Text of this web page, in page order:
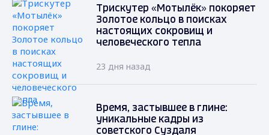
Трискутер «Мотылёк» покоряет
Золотое кольцо в поисках
настоящих сокровищ и
человеческого тепла
23 дня назад
Время, застывшее в глине:
уникальные кадры из
советского Суздаля